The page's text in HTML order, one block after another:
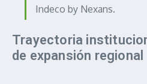
Indeco by Nexans.
Trayectoria
de expansión regional